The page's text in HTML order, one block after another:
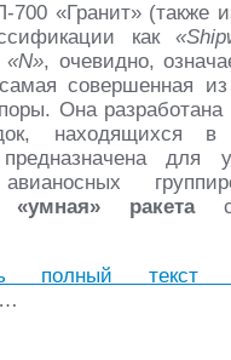
700 «Гранит» (также
как
«N», очевидно,
совершенная из
Она разработана
находящихся в
для
«умная» ракета
полный текст
…